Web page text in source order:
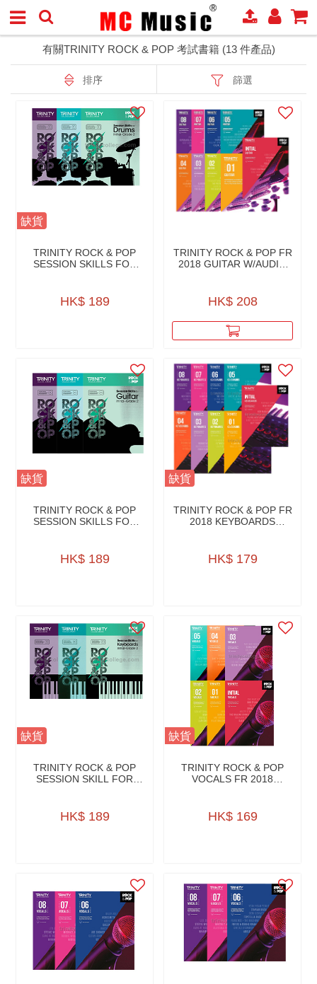
有關TRINITY ROCK & POP 考試書籍 (13 件產品)
排序 篩選
缺貨
TRINITY ROCK & POP
SESSION SKILLS FOR
HK$ 189
TRINITY ROCK & POP FR
2018 GUITAR W/AUDIO
HK$ 208
缺貨
TRINITY ROCK & POP
SESSION SKILLS FOR
HK$ 189
缺貨
TRINITY ROCK & POP FR
2018 KEYBOARDS
HK$ 179
缺貨
TRINITY ROCK & POP
SESSION SKILL FOR
HK$ 189
缺貨
TRINITY ROCK & POP
VOCALS FR 2018
HK$ 169